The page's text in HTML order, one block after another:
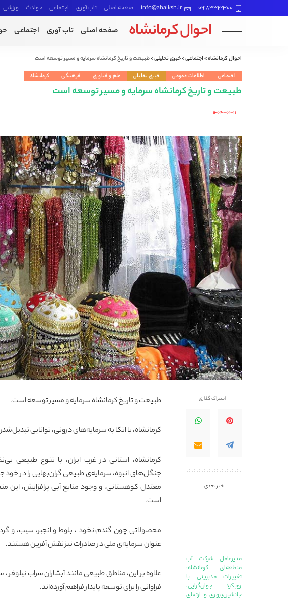
09183322300
info@ahalksh.ir صفحه اصلی تاب آوری اجتماعی حوادث ورزشی
احوال کرمانشاه صفحه اصلی تاب آوری اجتماعی
احوال کرمانشاه>اجتماعی>خبری تحلیلی>طبیعت و تاریخ کرمانشاه سرمایه و مسیر توسعه است
اجتماعی اطلاعات عمومی خبری تحلیلی علم و فناوری فرهنگی کرمانشاه
طبیعت و تاریخ کرمانشاه سرمایه و مسیر توسعه است
Posted
۱۴۰۴-۰۱-۱۱
اشتراک گذاری
خبر بعدی
مدیرعامل شرکت آب
منطقه‌ای کرمانشاه:
تغییرات مدیریتی با
رویکرد جوان‌گرایی،
جانشین‌پروری و ارتقای
طبیعت و تاریخ کرمانشاه سرمایه و مسیر توسعه است.
کرمانشاه، با اتکا به سرمایه‌های درونی، توانایی
کرمانشاه، استانی در غرب ایران، با تنوع طبیعی
جنگل‌های انبوه، سرمایه‌ی طبیعی گران‌بهایی را در
معتدل کوهستانی، و وجود منابع آبی پرافزایش، این
است.
محصولاتی چون گندم،نخود ، بلوط و انجبر، سیب، و
عنوان سرمایه‌ی ملی در صادرات نیز نقش آفرین هستند.
علاوه بر این، مناطق طبیعی مانند آبشاران سراب
فراوانی را برای توسعه پایدار فراهم آورده‌اند.